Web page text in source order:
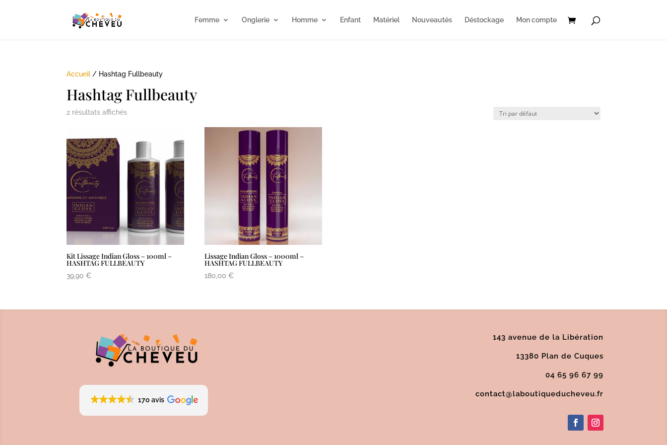
Femme Onglerie Homme Enfant Matériel Nouveautés Déstockage Mon compte
Accueil / Hashtag Fullbeauty
Hashtag Fullbeauty
2 résultats affichés
Kit Lissage Indian Gloss – 100ml –
HASHTAG FULLBEAUTY
39,90€
Lissage Indian Gloss – 1000ml –
HASHTAG FULLBEAUTY
180,00€
170 avis
143 avenue de la Libération
13380 Plan de Cuques
04 65 96 67 99
contact@laboutiqueducheveu.fr